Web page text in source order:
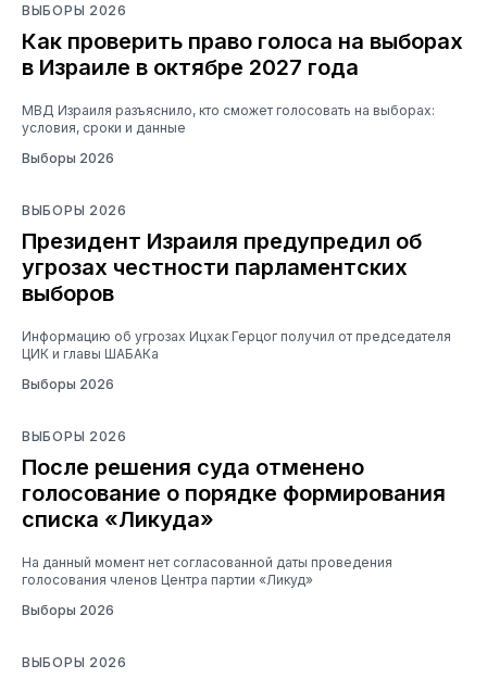
ВЫБОРЫ 2026
Как проверить право голоса на выборах
в Израиле в октябре 2027 года
МВД Израиля разъяснило, кто сможет голосовать на выборах:
условия, сроки и данные
Выборы 2026
ВЫБОРЫ 2026
Президент Израиля предупредил об
угрозах честности парламентских
выборов
Информацию об угрозах Ицхак Герцог получил от председателя
ЦИК и главы ШАБАКа
Выборы 2026
ВЫБОРЫ 2026
После решения суда отменено
голосование о порядке формирования
списка «Ликуда»
На данный момент нет согласованной даты проведения
голосования членов Центра партии «Ликуд»
Выборы 2026
ВЫБОРЫ 2026